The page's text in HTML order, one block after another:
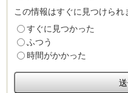
この情報はすぐに見つけられ
すぐに見つかった
ふつう
時間がかかった